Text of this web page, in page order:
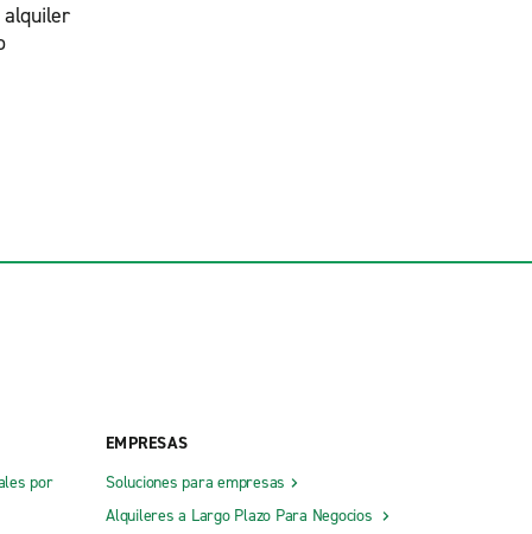
alquiler
por
EMPRESAS
Soluciones para empresas
Alquileres a Largo Plazo Para Negocios